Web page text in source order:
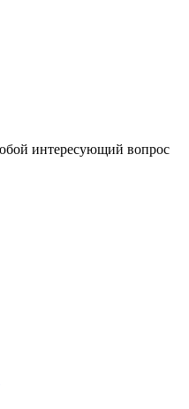
интересующий вопрос